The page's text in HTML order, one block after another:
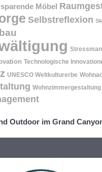
Möbel
Selbstreflexion
Technologische
UNESCO Weltkulturerbe
Wohnzimmergestaltung
Outdoor im Grand